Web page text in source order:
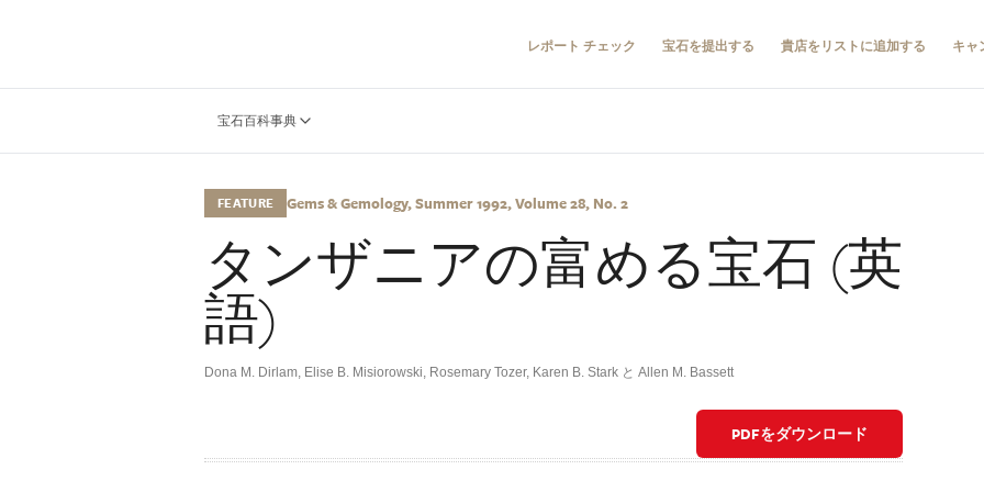
レポート チェック 宝石を提出する 貴店をリストに追加する キャ
宝石百科事典
FEATURE Gems & Gemology, Summer 1992, Volume 28, No. 2
タンザニアの富める宝石 (英
語)
Dona M. Dirlam, Elise B. Misiorowski, Rosemary Tozer, Karen B. Stark と Allen M. Bassett
PDFをダウンロード